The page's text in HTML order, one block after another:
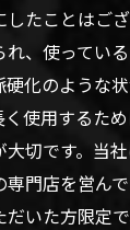
したことはご
れ、使ってい
化のような
く使用するた
切です。当
門店を営ん
いた方限定